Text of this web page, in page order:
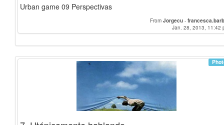
Urban game 09 Perspectivas
From Jorgecu -
Jan. 28, 2013, 11:42